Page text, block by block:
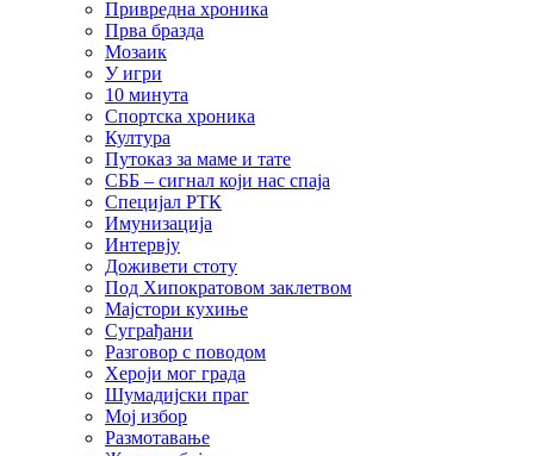
Привредна хроника
Прва бразда
Мозаик
У игри
10 минута
Спортска хроника
Култура
Путоказ за маме и тате
СББ – сигнал који нас спаја
Специјал РТК
Имунизација
Интервју
Доживети стоту
Под Хипократовом заклетвом
Мајстори кухиње
Суграђани
Разговор с поводом
Хероји мог града
Шумадијски праг
Мој избор
Размотавање